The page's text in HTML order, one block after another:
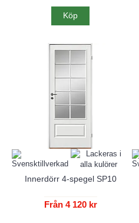
Köp
Innerdörr 4-spegel SP10
Från 4 120 kr